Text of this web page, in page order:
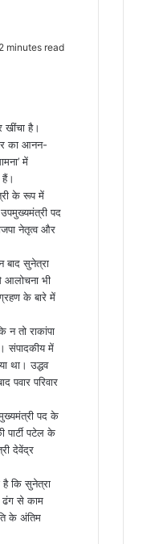
2 minutes read
खींचा है।
का आनन-
में
के रूप में
पद
नेतृत्व और
बाद सुनेत्रा
आलोचना भी
के बारे में
न तो राकांपा
संपादकीय में
था। उद्धव
पवार परिवार
पद के
पार्टी पटेल के
देवेंद्र
है कि सुनेत्रा
ढंग से काम
के अंतिम